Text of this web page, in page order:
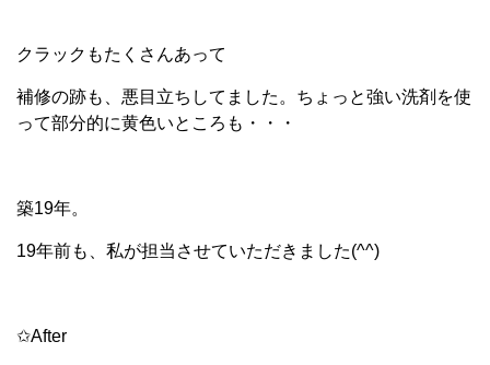
クラックもたくさんあって
補修の跡も、悪目立ちしてました。ちょっと強い洗剤を使
って部分的に黄色いところも・・・
築19年。
19年前も、私が担当させていただきました(^^)
✩After